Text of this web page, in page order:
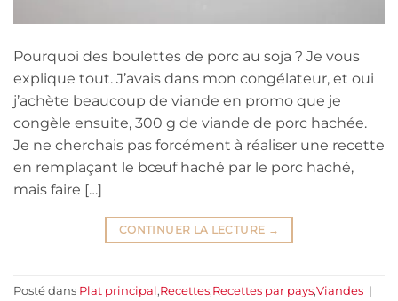
Pourquoi des boulettes de porc au soja ? Je vous
explique tout. J’avais dans mon congélateur, et oui
j’achète beaucoup de viande en promo que je
congèle ensuite, 300 g de viande de porc hachée.
Je ne cherchais pas forcément à réaliser une recette
en remplaçant le bœuf haché par le porc haché,
mais faire […]
CONTINUER LA LECTURE →
Posté dans Plat principal,Recettes,Recettes par pays,Viandes |